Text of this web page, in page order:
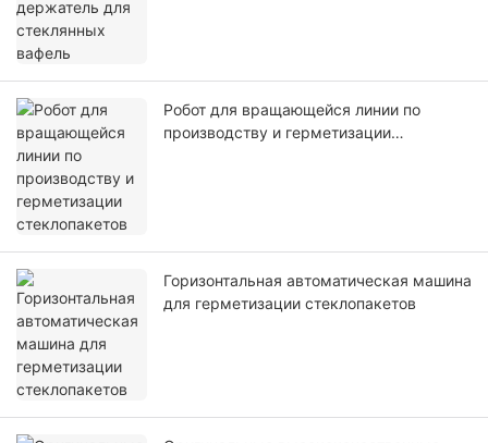
Робот для вращающейся линии по
производству и герметизации
Горизонтальная автоматическая машина
для герметизации стеклопакетов